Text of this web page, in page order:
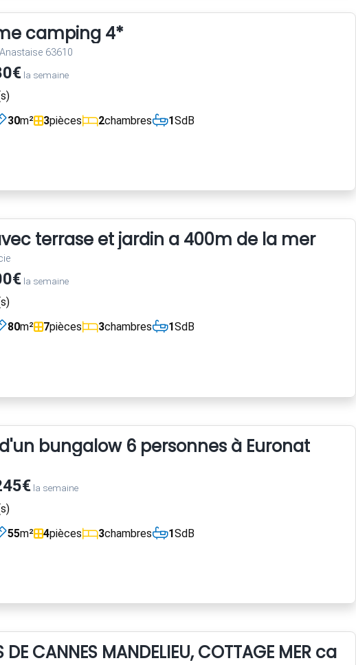
camping 4*
63610
la semaine
30m² 3pièces 2chambres 1SdB
terrase et jardin a 400m de la mer
la semaine
80m² 7pièces 3chambres 1SdB
bungalow 6 personnes à Euronat
la semaine
55m² 4pièces 3chambres 1SdB
DE CANNES MANDELIEU, COTTAGE MER